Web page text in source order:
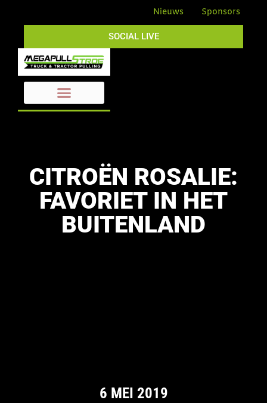
Nieuws Sponsors
SOCIAL LIVE
CITROËN ROSALIE:
FAVORIET IN HET
BUITENLAND
6 MEI 2019